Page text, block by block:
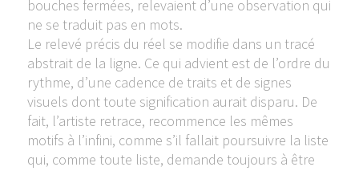
bouches fermées, relevaient d’une observation qui
ne se traduit pas en mots.
Le relevé précis du réel se modifie dans un tracé
abstrait de la ligne. Ce qui advient est de l’ordre du
rythme, d’une cadence de traits et de signes
visuels dont toute signification aurait disparu. De
fait, l’artiste retrace, recommence les mêmes
motifs à l’infini, comme s’il fallait poursuivre la liste
qui, comme toute liste, demande toujours à être